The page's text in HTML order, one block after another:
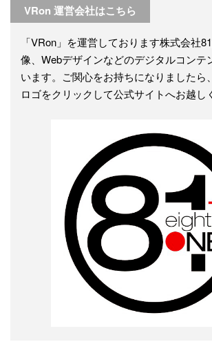
VRon 運営会社はこちら
「VRon」を運営しております株式会社
像、Webデザインなどのデジタルコンテ
います。ご関心をお持ちになりましたら
ロゴをクリックして公式サイトへお越し